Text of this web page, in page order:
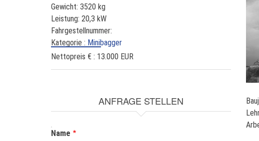
K
u
b
Gewicht: 3520 kg
Leistung: 20,3 kW
Fahrgestellnummer:
Kategorie : Minibagger
Nettopreis € : 13.000 EUR
ANFRAGE STELLEN
NAME
Name